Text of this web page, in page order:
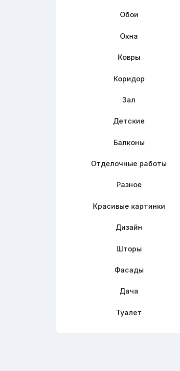
Обои
Окна
Ковры
Коридор
Зал
Детские
Балконы
Отделочные работы
Разное
Красивые картинки
Дизайн
Шторы
Фасады
Дача
Туалет